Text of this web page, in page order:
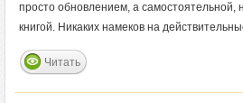
просто обновлением, а самостоятельной,
книгой. Никаких намеков на
Читать